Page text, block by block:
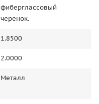
фиберглассовый
черенок.
1.8500
2.0000
Металл